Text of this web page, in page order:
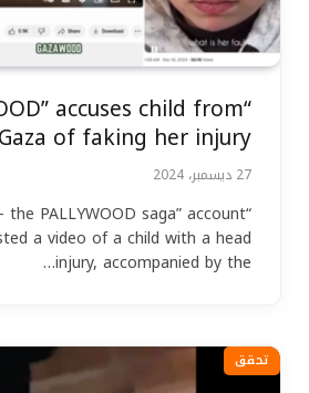
accuses child from
Gaza of faking her injury
27 ديسمبر، 2024
the PALLYWOOD saga” account
a video of a child with a head
injury, accompanied by the…
تحقق